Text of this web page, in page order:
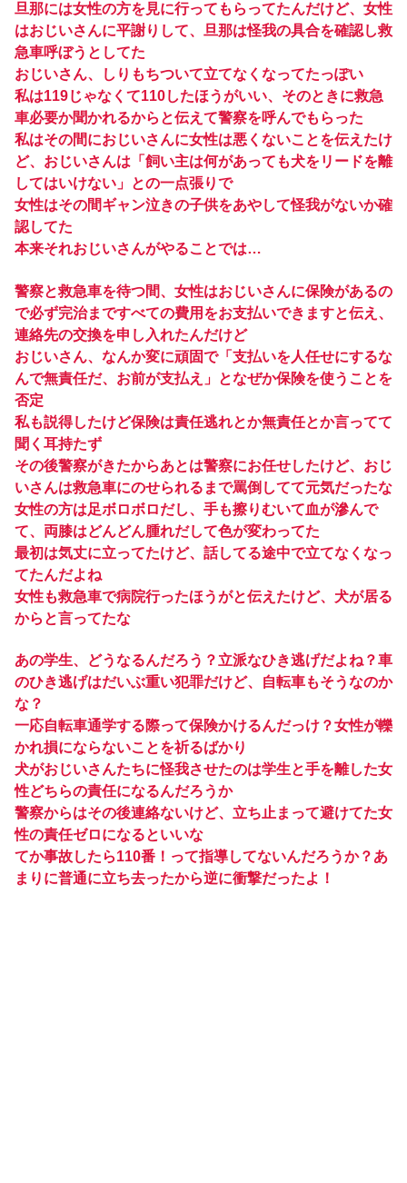
旦那には女性の方を見に行ってもらってたんだけど、女性
はおじいさんに平謝りして、旦那は怪我の具合を確認し救
急車呼ぼうとしてた
おじいさん、しりもちついて立てなくなってたっぽい
私は119じゃなくて110したほうがいい、そのときに救急
車必要か聞かれるからと伝えて警察を呼んでもらった
私はその間におじいさんに女性は悪くないことを伝えたけ
ど、おじいさんは「飼い主は何があっても犬をリードを離
してはいけない」との一点張りで
女性はその間ギャン泣きの子供をあやして怪我がないか確
認してた
本来それおじいさんがやることでは…
警察と救急車を待つ間、女性はおじいさんに保険があるの
で必ず完治まですべての費用をお支払いできますと伝え、
連絡先の交換を申し入れたんだけど
おじいさん、なんか変に頑固で「支払いを人任せにするな
んで無責任だ、お前が支払え」となぜか保険を使うことを
否定
私も説得したけど保険は責任逃れとか無責任とか言ってて
聞く耳持たず
その後警察がきたからあとは警察にお任せしたけど、おじ
いさんは救急車にのせられるまで罵倒してて元気だったな
女性の方は足ボロボロだし、手も擦りむいて血が滲んで
て、両膝はどんどん腫れだして色が変わってた
最初は気丈に立ってたけど、話してる途中で立てなくなっ
てたんだよね
女性も救急車で病院行ったほうがと伝えたけど、犬が居る
からと言ってたな
あの学生、どうなるんだろう？立派なひき逃げだよね？車
のひき逃げはだいぶ重い犯罪だけど、自転車もそうなのか
な？
一応自転車通学する際って保険かけるんだっけ？女性が轢
かれ損にならないことを祈るばかり
犬がおじいさんたちに怪我させたのは学生と手を離した女
性どちらの責任になるんだろうか
警察からはその後連絡ないけど、立ち止まって避けてた女
性の責任ゼロになるといいな
てか事故したら110番！って指導してないんだろうか？あ
まりに普通に立ち去ったから逆に衝撃だったよ！